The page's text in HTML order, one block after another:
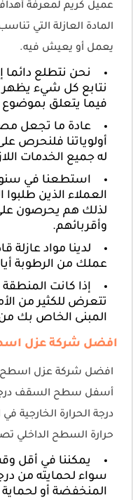
عميل كريم لمعرفة
المادة العازلة التي
يعمل أو يعيش فيه.
نحن نتطلع دائما
نتابع كل شيء يظهر
فيما يتعلق بموضوع
عادة ما تجعل
أولوياتنا فلنحرص
له جميع الخدمات
استطعنا في
العملاء الذين
لذلك هم يحرصون
وأقربائهم.
لدينا مواد عازلة
عملك من الرطوبة
إذا كانت
تتعرض للكثير من
المبنى الخاص بك من
افضل شركة عزل
افضل شركة عزل اسطح
أسفل سطح السقف درجة
درجة الحرارة الخارجية
حرارة السطح الداخلي
يمكننا في أقل
سواء لحمايته من
المنخفضة أو لحماية